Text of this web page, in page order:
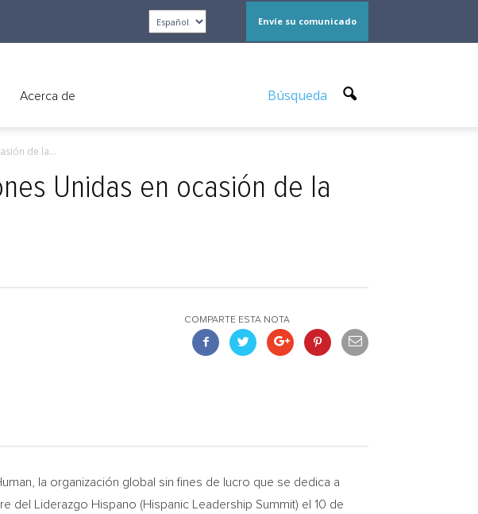
Envíe su comunicado
Acerca de Búsqueda
de la...
Unidas en ocasión de la
COMPARTE ESTA NOTA
la organización global sin fines de lucro que se dedica a
del Liderazgo Hispano (Hispanic Leadership Summit) el 10 de